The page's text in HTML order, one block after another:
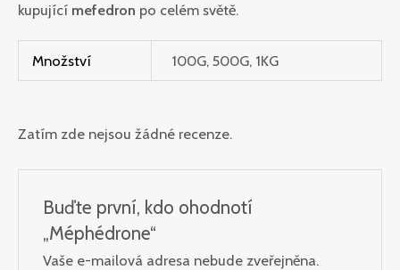
kupující mefedron po celém světě.
Množství 100G, 500G, 1KG
Zatím zde nejsou žádné recenze.
Buďte první, kdo ohodnotí
„Méphédrone“
Vaše e-mailová adresa nebude zveřejněna.